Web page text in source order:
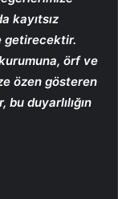
kayıtsız
getirecektir.
örf ve
özen gösteren
duyarlılığın